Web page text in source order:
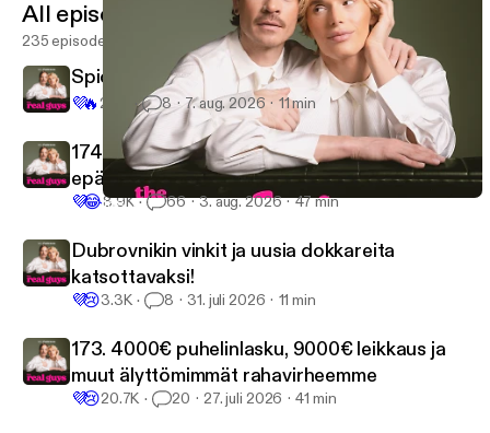
168. Vuodatetut alastonkuvat, gay awakening ja SUURI uutinen
All episodes
235 episodes
Spicy QA extra
💜🔥 2.9K 8 7. aug. 2026 11 min
174. Rahanpesua, runkkumetsiä ja
epäsuosittuja mielipiteitä
💜😂8.9K 66 3. aug. 2026 47 min
Dubrovnikin vinkit ja uusia dokkareita
katsottavaksi!
💜😢3.3K 8 31. juli 2026 11 min
173. 4000€ puhelinlasku, 9000€ leikkaus ja
muut älyttömimmät rahavirheemme
💜😢20.7K 20 27. juli 2026 41 min